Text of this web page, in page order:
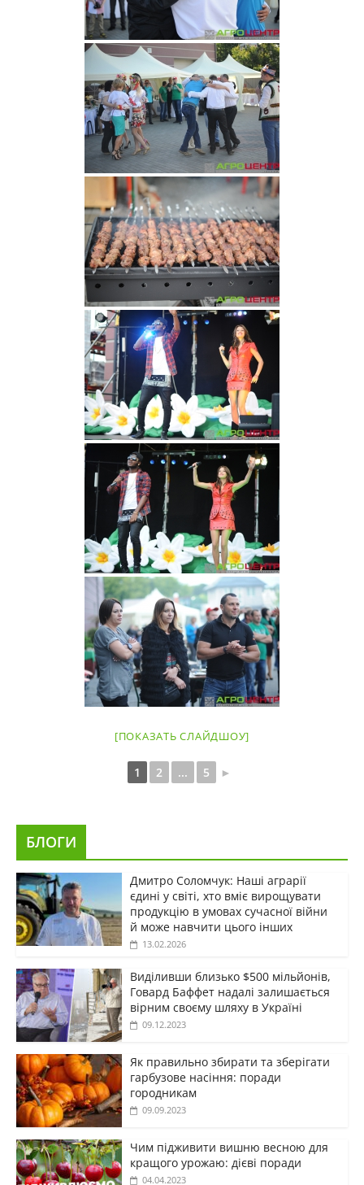
[ПОКАЗАТЬ СЛАЙДШОУ]
1 2 ... 5 ►
БЛОГИ
Дмитро Соломчук: Наші аграрії
єдині у світі, хто вміє вирощувати
продукцію в умовах сучасної війни
й може навчити цього інших
13.02.2026
Виділивши близько $500 мільйонів,
Говард Баффет надалі залишається
вірним своєму шляху в Україні
09.12.2023
Як правильно збирати та зберігати
гарбузове насіння: поради
городникам
09.09.2023
Чим підживити вишню весною для
кращого урожаю: дієві поради
04.04.2023